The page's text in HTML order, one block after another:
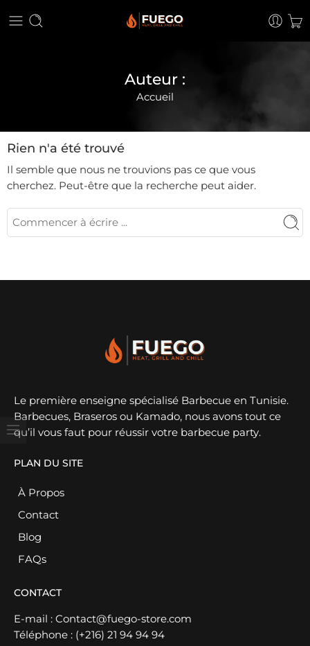
Auteur :
Accueil
Rien n'a été trouvé
Il semble que nous ne trouvions pas ce que vous
cherchez. Peut-être que la recherche peut aider.
Le première enseigne spécialisé Barbecue en Tunisie.
Barbecues, Braseros ou Kamado, nous avons tout ce
qu’il vous faut pour réussir votre barbecue party.
PLAN DU SITE
À Propos
Contact
Blog
FAQs
CONTACT
E-mail : Contact@fuego-store.com
Téléphone : (+216) 21 94 94 94